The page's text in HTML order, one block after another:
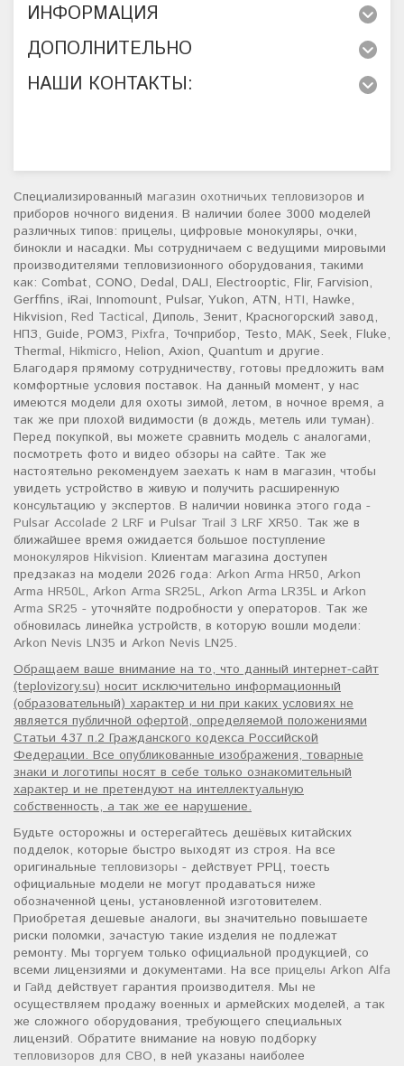
ИНФОРМАЦИЯ
ДОПОЛНИТЕЛЬНО
НАШИ КОНТАКТЫ:
Специализированный магазин охотничьих тепловизоров и
приборов ночного видения. В наличии более 3000 моделей
различных типов: прицелы, цифровые монокуляры, очки,
бинокли и насадки. Мы сотрудничаем с ведущими мировыми
производителями тепловизионного оборудования, такими
как: Combat, CONO, Dedal, DALI, Electrooptic, Flir, Farvision,
Gerffins, iRai, Innomount, Pulsar, Yukon, ATN, HTI, Hawke,
Hikvision, Red Tactical, Диполь, Зенит, Красногорский завод,
НПЗ, Guide, РОМЗ, Pixfra, Точприбор, Testo, MAK, Seek, Fluke,
Thermal, Hikmicro, Helion, Axion, Quantum и другие.
Благодаря прямому сотрудничеству, готовы предложить вам
комфортные условия поставок. На данный момент, у нас
имеются модели для охоты зимой, летом, в ночное время, а
так же при плохой видимости (в дождь, метель или туман).
Перед покупкой, вы можете сравнить модель с аналогами,
посмотреть фото и видео обзоры на сайте. Так же
настоятельно рекомендуем заехать к нам в магазин, чтобы
увидеть устройство в живую и получить расширенную
консультацию у экспертов. В наличии новинка этого года -
Pulsar Accolade 2 LRF и Pulsar Trail 3 LRF XR50. Так же в
ближайшее время ожидается большое поступление
монокуляров Hikvision. Клиентам магазина доступен
предзаказ на модели 2026 года: Arkon Arma HR50, Arkon
Arma HR50L, Arkon Arma SR25L, Arkon Arma LR35L и Arkon
Arma SR25 - уточняйте подробности у операторов. Так же
обновилась линейка устройств, в которую вошли модели:
Arkon Nevis LN35 и Arkon Nevis LN25.
Обращаем ваше внимание на то, что данный интернет-сайт
(teplovizory.su) носит исключительно информационный
(образовательный) характер и ни при каких условиях не
является публичной офертой, определяемой положениями
Статьи 437 п.2 Гражданского кодекса Российской
Федерации. Все опубликованные изображения, товарные
знаки и логотипы носят в себе только ознакомительный
характер и не претендуют на интеллектуальную
собственность, а так же ее нарушение.
Будьте осторожны и остерегайтесь дешёвых китайских
подделок, которые быстро выходят из строя. На все
оригинальные тепловизоры - действует РРЦ, тоесть
официальные модели не могут продаваться ниже
обозначенной цены, установленной изготовителем.
Приобретая дешевые аналоги, вы значительно повышаете
риски поломки, зачастую такие изделия не подлежат
ремонту. Мы торгуем только официальной продукцией, со
всеми лицензиями и документами. На все прицелы Arkon Alfa
и Гайд действует гарантия производителя. Мы не
осуществляем продажу военных и армейских моделей, а так
же сложного оборудования, требующего специальных
лицензий. Обратите внимание на новую подборку
тепловизоров для СВО, в ней указаны наиболее